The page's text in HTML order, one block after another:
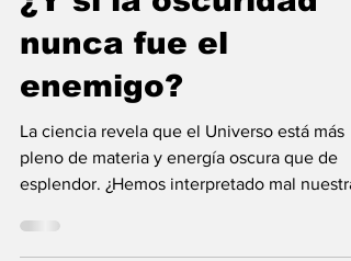
¿Y si la oscuridad
nunca fue el
enemigo?
La ciencia revela que el Universo está más
pleno de materia y energía oscura que de
esplendor. ¿Hemos interpretado mal